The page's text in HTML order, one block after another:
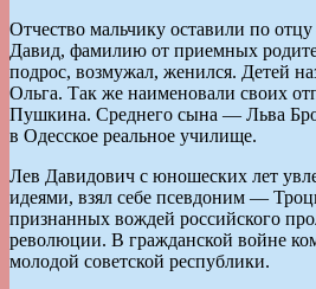
Отчество мальчику оставили по
Давид, фамилию от приемных
подрос, возмужал, женился. Детей
Ольга. Так же наименовали своих
Пушкина. Среднего сына — Льва
в Одесское реальное училище.
Лев Давидович с юношеских лет
идеями, взял себе псевдоним —
признанных вождей российского
революции. В гражданской войне
молодой советской республики.